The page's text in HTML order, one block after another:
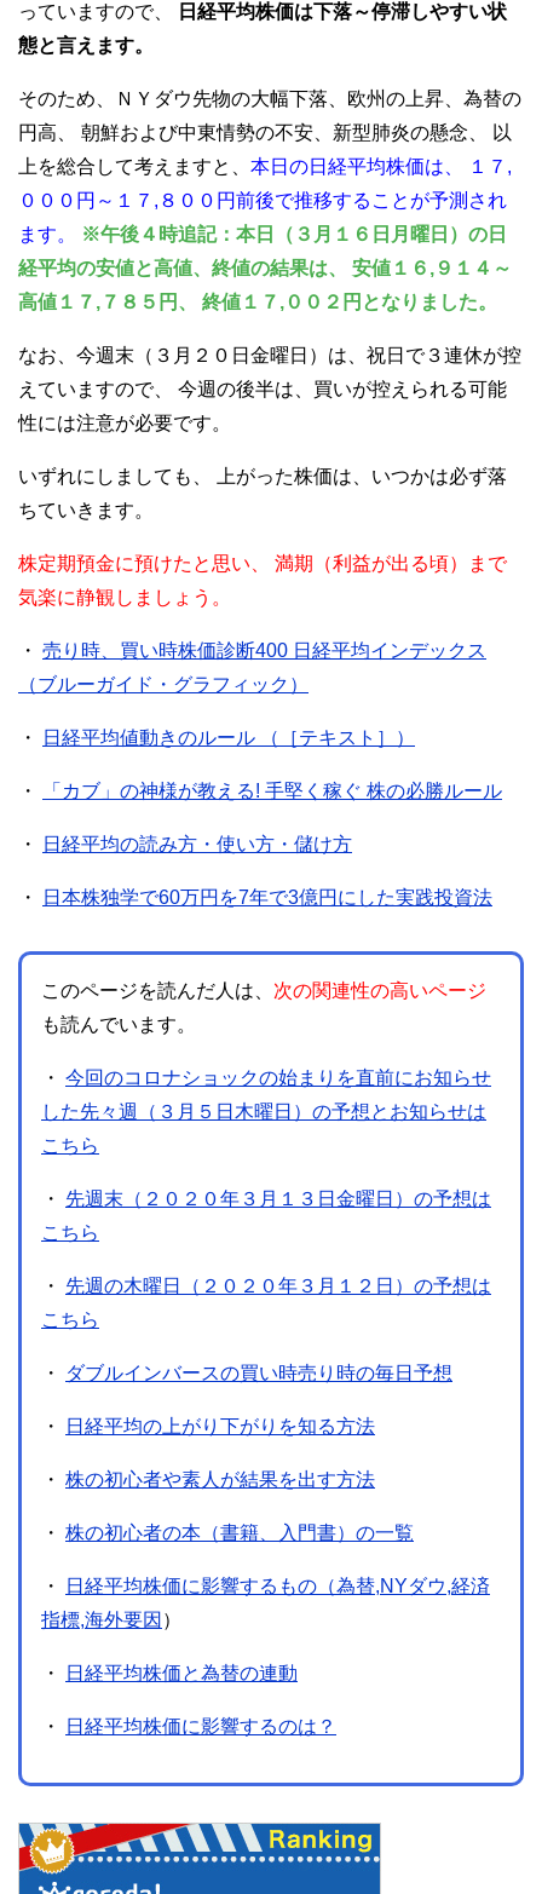
っていますので、
日経平均株価は下落～停滞しやすい状
態と言えます。
そのため、ＮＹダウ先物の大幅下落、欧州の上昇、為替の
円高、
朝鮮および中東情勢の不安、新型肺炎の懸念、
以
上を総合して考えますと、 本日の日経平均株価は、
１７,
０００円～１７,８００円前後で推移することが予測され
ます。
※午後４時追記：本日（３月１６日月曜日）の日
経平均の安値と高値、終値の結果は、
安値１６,９１４～
高値１７,７８５円、
終値１７,００２円となりました。
なお、今週末（３月２０日金曜日）は、祝日で３連休が控
えていますので、
今週の後半は、買いが控えられる可能
性には注意が必要です。
いずれにしましても、
上がった株価は、いつかは必ず落
ちていきます。
株定期預金に預けたと思い、
満期（利益が出る頃）まで
気楽に静観しましょう。
・ 売り時、買い時株価診断400 日経平均インデックス
（ブルーガイド・グラフィック）
・ 日経平均値動きのルール （［テキスト］）
・ 「カブ」の神様が教える! 手堅く稼ぐ 株の必勝ルール
・ 日経平均の読み方・使い方・儲け方
・ 日本株独学で60万円を7年で3億円にした実践投資法
このページを読んだ人は、 次の関連性の高いページ
も読んでいます。
・ 今回のコロナショックの始まりを直前にお知らせ
した先々週（３月５日木曜日）の予想とお知らせは
こちら
・ 先週末（２０２０年３月１３日金曜日）の予想は
こちら
・ 先週の木曜日（２０２０年３月１２日）の予想は
こちら
・ ダブルインバースの買い時売り時の毎日予想
・ 日経平均の上がり下がりを知る方法
・ 株の初心者や素人が結果を出す方法
・ 株の初心者の本（書籍、入門書）の一覧
・
日経平均株価に影響するもの（為替,NYダウ,経済
指標,海外要因 ）
・ 日経平均株価と為替の連動
・ 日経平均株価に影響するのは？